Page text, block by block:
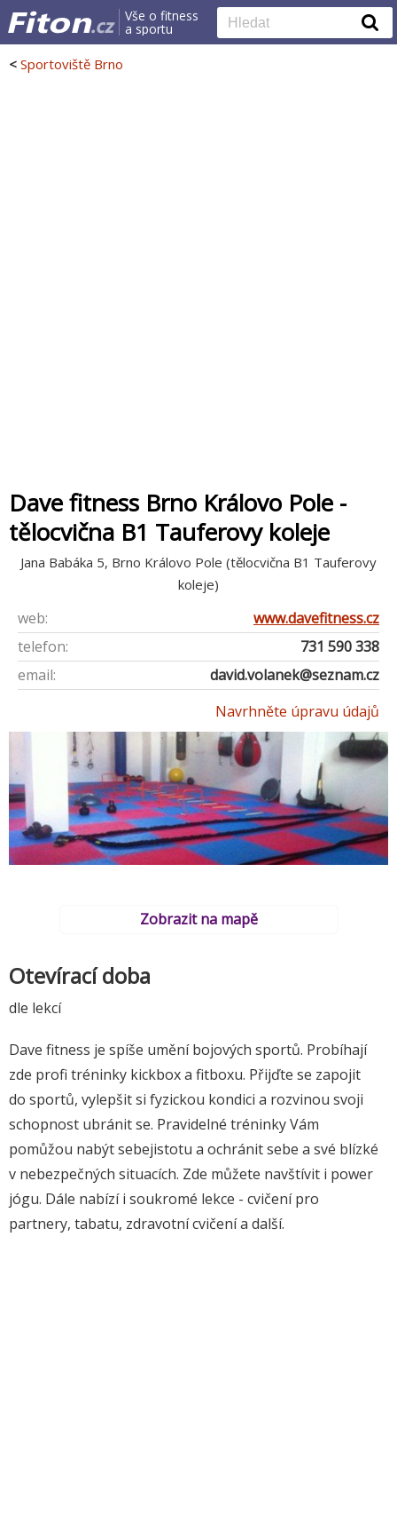
Vše o fitness
a sportu
< Sportoviště Brno
Dave fitness Brno Královo Pole -
tělocvična B1 Tauferovy koleje
Jana Babáka 5, Brno Královo Pole (tělocvična B1 Tauferovy
koleje)
web:
www.davefitness.cz
telefon:
731 590 338
email:
david.volanek@seznam.cz
Navrhněte úpravu údajů
Zobrazit na mapě
Otevírací doba
dle lekcí
Dave fitness je spíše umění bojových sportů. Probíhají
zde profi tréninky kickbox a fitboxu. Přijďte se zapojit
do sportů, vylepšit si fyzickou kondici a rozvinou svoji
schopnost ubránit se. Pravidelné tréninky Vám
pomůžou nabýt sebejistotu a ochránit sebe a své blízké
v nebezpečných situacích. Zde můžete navštívit i power
jógu. Dále nabízí i soukromé lekce - cvičení pro
partnery, tabatu, zdravotní cvičení a další.